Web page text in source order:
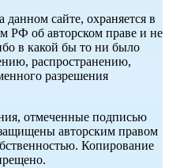
сайте, охраняется в
РФ об авторском праве и не
в какой бы то ни было
распространению,
разрешения
отмеченные подписью
авторским правом
Копирование